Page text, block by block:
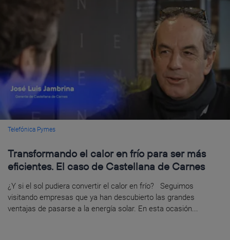
Telefónica Pymes
Transformando el calor en frío para ser más
eficientes. El caso de Castellana de Carnes
¿Y si el sol pudiera convertir el calor en frío? Seguimos
visitando empresas que ya han descubierto las grandes
ventajas de pasarse a la energía solar. En esta ocasión...